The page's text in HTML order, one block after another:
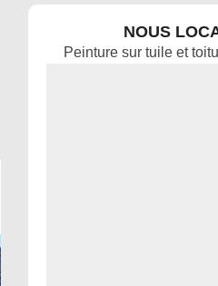
NOUS
Peinture sur tuile et